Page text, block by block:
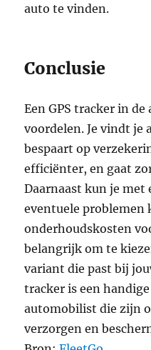
auto te vinden.
Conclusie
Een GPS tracker in
voordelen. Je vindt je
bespaart op
efficiënter, en gaat
Daarnaast kun je met
eventuele problemen
onderhoudskosten
belangrijk om te
variant die past bij
tracker is een
automobilist die zijn
verzorgen en